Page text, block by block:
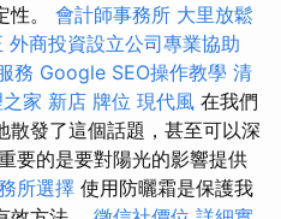
性。 會計師事務所 大里放鬆
外商投資設立公司專業協助
務 Google SEO操作教學 清
家 新店 牌位 現代風 在我們
散發了這個話題，甚至可以深
要的是要對陽光的影響提供
所選擇 使用防曬霜是保護我